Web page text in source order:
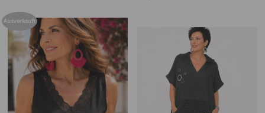
Ausverkauft